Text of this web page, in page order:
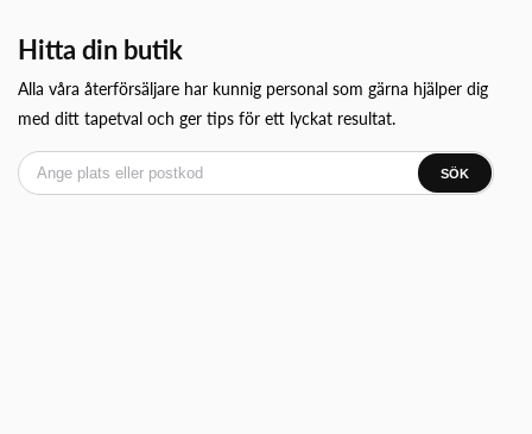
Hitta din butik
Alla våra återförsäljare har kunnig personal som gärna hjälper dig
med ditt tapetval och ger tips för ett lyckat resultat.